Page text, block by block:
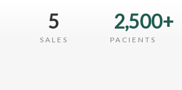
SALES
5
PACIENTS
2,500+